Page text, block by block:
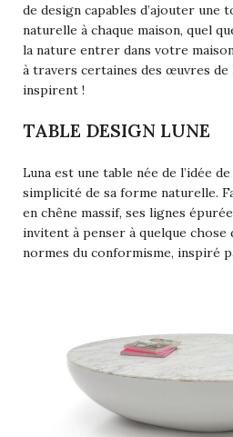
de design capables d’ajouter une
naturelle à chaque maison, quel
la nature entrer dans votre
à travers certaines des œuvres de
inspirent !
TABLE DESIGN LUNE
Luna est une table née de l’idée
simplicité de sa forme naturelle.
en chêne massif, ses lignes
invitent à penser à quelque
normes du conformisme, inspiré